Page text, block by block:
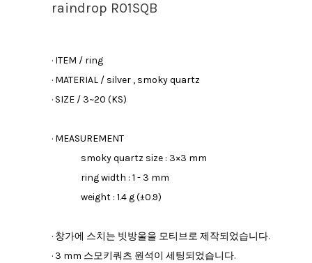
raindrop R01SQB
· ITEM / ring
· MATERIAL / silver , smoky quartz
· SIZE / 3~20 (KS)
· MEASUREMENT
smoky quartz size : 3×3 mm
ring width : 1 - 3 mm
weight : 1.4 g (±0.9)
· 창가에 스치는 빗방울을 모티브로 제작되었습니다.
· 3 mm 스모키쿼츠 원석이 세팅되었습니다.